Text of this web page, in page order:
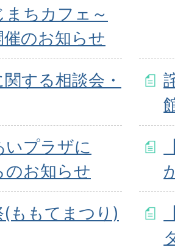
まちカフェ～
のお知らせ
する相談会・
いプラザに
のお知らせ
(ももてまつり)